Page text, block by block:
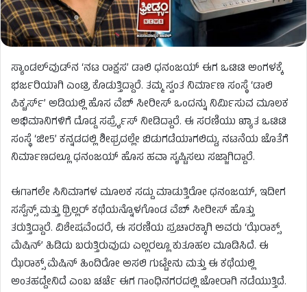
ಸ್ಯಾಂಡಲ್‌ವುಡ್‌ನ ‘ನಟ ರಾಕ್ಷಸ’ ಡಾಲಿ ಧನಂಜಯ್ ಈಗ ಒಟಿಟಿ ಅಂಗಳಕ್ಕೆ
ಭರ್ಜರಿಯಾಗಿ ಎಂಟ್ರಿ ಕೊಡುತ್ತಿದ್ದಾರೆ. ತಮ್ಮ ಸ್ವಂತ ನಿರ್ಮಾಣ ಸಂಸ್ಥೆ ‘ಡಾಲಿ
ಪಿಕ್ಚರ್ಸ್’ ಅಡಿಯಲ್ಲಿ ಹೊಸ ವೆಬ್ ಸೀರೀಸ್ ಒಂದನ್ನು ನಿರ್ಮಿಸುವ ಮೂಲಕ
ಅಭಿಮಾನಿಗಳಿಗೆ ದೊಡ್ಡ ಸರ್ಪ್ರೈಸ್ ನೀಡಿದ್ದಾರೆ. ಈ ಸರಣಿಯು ಖ್ಯಾತ ಒಟಿಟಿ
ಸಂಸ್ಥೆ ‘ಜೀ5’ ಕನ್ನಡದಲ್ಲಿ ಶೀಘ್ರದಲ್ಲೇ ಬಿಡುಗಡೆಯಾಗಲಿದ್ದು, ನಟನೆಯ ಜೊತೆಗೆ
ನಿರ್ಮಾಣದಲ್ಲೂ ಧನಂಜಯ್ ಹೊಸ ಹವಾ ಸೃಷ್ಟಿಸಲು ಸಜ್ಜಾಗಿದ್ದಾರೆ.
ಈಗಾಗಲೇ ಸಿನಿಮಾಗಳ ಮೂಲಕ ಸದ್ದು ಮಾಡುತ್ತಿರೋ ಧನಂಜಯ್, ಇದೀಗ
ಸಸ್ಪೆನ್ಸ್ ಮತ್ತು ಥ್ರಿಲ್ಲರ್ ಕಥೆಯನ್ನೊಳಗೊಂಡ ವೆಬ್ ಸೀರೀಸ್ ಹೊತ್ತು
ತರುತ್ತಿದ್ದಾರೆ. ವಿಶೇಷವೆಂದರೆ, ಈ ಸರಣಿಯ ಪ್ರಚಾರಕ್ಕಾಗಿ ಅವರು ‘ಝೆರಾಕ್ಸ್
ಮೆಷಿನ್’ ಹಿಡಿದು ಬರುತ್ತಿರುವುದು ಎಲ್ಲರಲ್ಲೂ ಕುತೂಹಲ ಮೂಡಿಸಿದೆ. ಈ
ಝೆರಾಕ್ಸ್ ಮೆಷಿನ್ ಹಿಂದಿರೋ ಅಸಲಿ ಗುಟ್ಟೇನು ಮತ್ತು ಈ ಕಥೆಯಲ್ಲಿ
ಅಂತಹದ್ದೇನಿದೆ ಎಂಬ ಚರ್ಚೆ ಈಗ ಗಾಂಧಿನಗರದಲ್ಲಿ ಜೋರಾಗಿ ನಡೆಯುತ್ತಿದೆ.